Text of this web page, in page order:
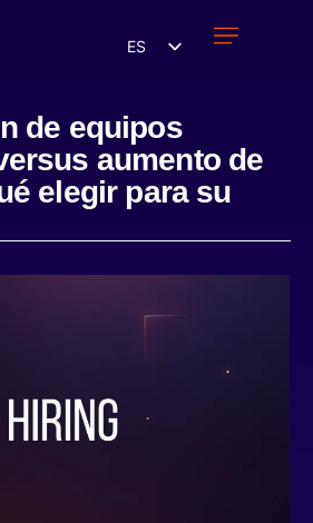
ES
de equipos
aumento de
elegir para su